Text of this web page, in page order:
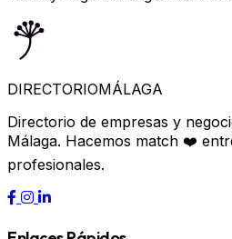
DIRECTORIOMÁLAGA
Directorio de empresas y
Málaga. Hacemos match ❤️
profesionales.